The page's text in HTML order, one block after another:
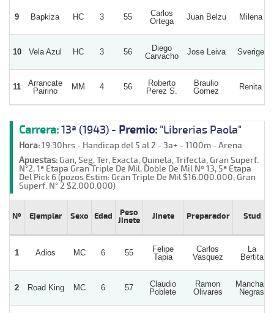
9 Bapkiza HC 3 55
Carlos
Ortega
Juan Belzu Milena
10 Vela Azul HC 3 56
Diego
Carvacho
Jose Leiva Sverige
11
Arrancate
Pairino
MM 4 56
Roberto
Perez S.
Braulio
Gomez
Renita
Carrera:13ª (1943) - Premio: "Librerias Paola"
Hora:19:30hrs - Handicap del 5 al 2 - 3a+ - 1100m - Arena
Apuestas:Gan, Seg, Ter, Exacta, Quinela, Trifecta, Gran Superf.
N°2, 1ª Etapa Gran Triple De Mil, Doble De Mil Nº 13, 5ª Etapa
Del Pick 6 (pozos Estim: Gran Triple De Mil $16.000.000; Gran
Superf. N° 2 $2.000.000)
Nº Ejemplar Sexo Edad
Peso
Jinete
Jinete Preparador Stud
1 Adios MC 6 55
Felipe
Tapia
Carlos
Vasquez
La
Bertita
2 Road King MC 6 57
Claudio
Poblete
Ramon
Olivares
Manchas
Negras